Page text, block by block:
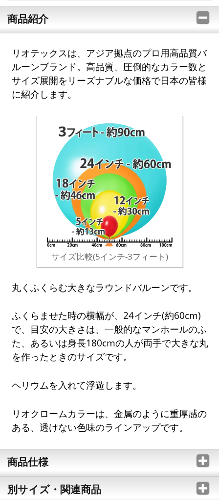
商品紹介
リオテックスは、アジア拠点のプロ用高品質バ
ルーンブランド。高品質、圧倒的なカラー数と
サイズ展開をリーズナブルな価格で日本の皆様
に紹介します。
サイズ比較(5インチ-3フィート)
丸くふくらむ大きなラウンドバルーンです。
ふくらませた時の横幅が、24インチ(約60cm)
で、目安の大きさは、一般的なマンホールのふ
た、あるいは身長180cmの人が両手で大きな丸
を作ったときのサイズです。
ヘリウムを入れて浮遊します。
リオクロームカラーは、金属のように重厚感の
ある、透けない色味のラインアップです。
商品仕様
別サイズ・関連商品